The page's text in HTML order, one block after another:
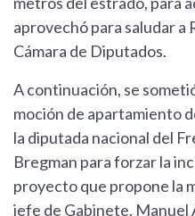
aprovechó para saludar a
Cámara de Diputados.
A continuación, se
moción de apartamiento
la diputada nacional del
Bregman para forzar la
proyecto que propone la
jefe de Gabinete, Manuel